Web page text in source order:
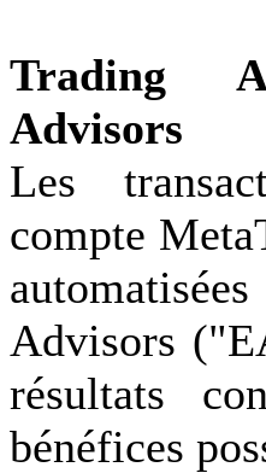
Trading
Advisors
Les
compte
Advisors
résultats
bénéfices